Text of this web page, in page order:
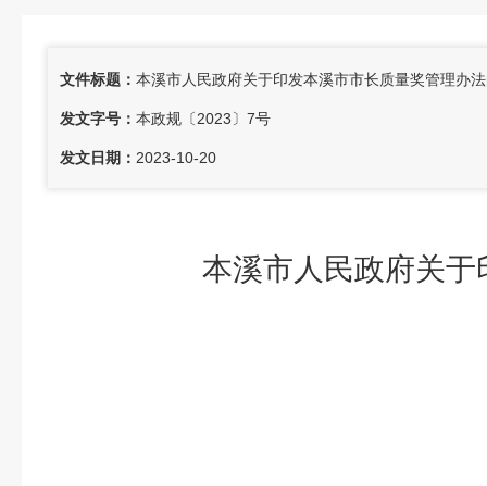
文件标题： 本溪市人民政府关于印发本溪市市长质量奖管理办
发文字号： 本政规〔2023〕7号
发文日期： 2023-10-20
本溪市人民政府关